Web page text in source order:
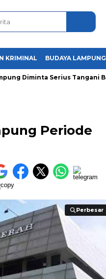
KRIMINAL BUDAYA LAMPUNG
Serius Tangani Banjir
Periode
Perbesar
Perbesar